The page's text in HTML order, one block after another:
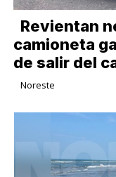
Revientan
camioneta
de salir del
Noreste